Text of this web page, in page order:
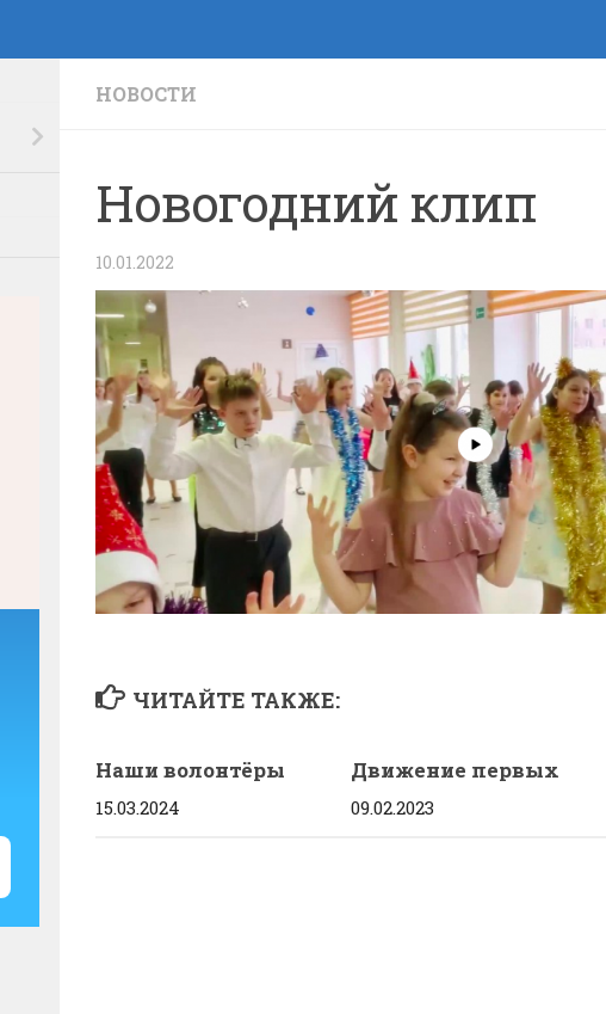
НОВОСТИ
Новогодний клип
10.01.2022
ЧИТАЙТЕ ТАКЖЕ:
Наши волонтёры
15.03.2024
Движение первых
09.02.2023